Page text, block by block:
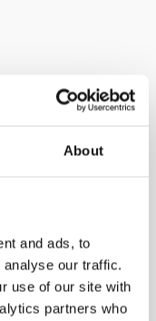
About
and ads, to
our traffic.
use of our site with
partners who
en merpris på 250kr.